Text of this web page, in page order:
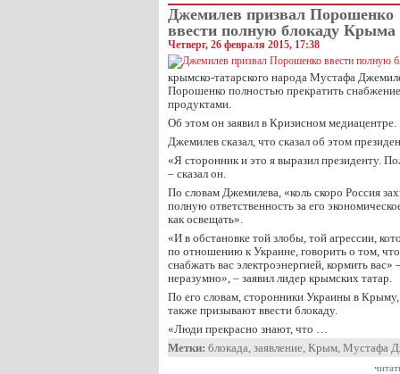
Джемилев призвал Порошенко
ввести полную блокаду Крыма
Четверг, 26 февраля 2015, 17:38
крымско-татарского народа Мустафа
Порошенко полностью прекратить
продуктами.
Об этом он заявил в Кризисном медиацентре.
Джемилев сказал, что сказал об этом
«Я сторонник и это я выразил президенту.
– сказал он.
По словам Джемилева, «коль скоро Россия
полную ответственность за его
как освещать».
«И в обстановке той злобы, той агрессии,
по отношению к Украине, говорить о том,
снабжать вас электроэнергией, кормить
неразумно», – заявил лидер крымских татар.
По его словам, сторонники Украины в
также призывают ввести блокаду.
«Люди прекрасно знают, что …
Метки: блокада, заявление, Крым, Мустафа